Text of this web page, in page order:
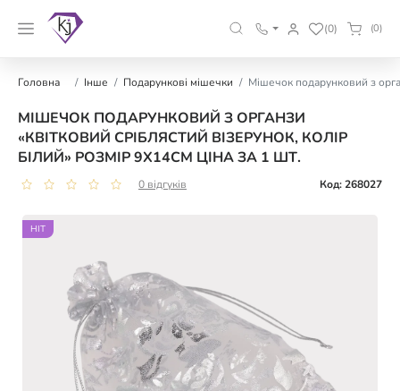
(0) (0)
Головна Інше Подарункові мішечки Мішечок подарунковий з
МІШЕЧОК ПОДАРУНКОВИЙ З ОРГАНЗИ
«КВІТКОВИЙ СРІБЛЯСТИЙ ВІЗЕРУНОК, КОЛІР
БІЛИЙ» РОЗМІР 9Х14СМ ЦІНА ЗА 1 ШТ.
0 відгуків Код: 268027
HIT